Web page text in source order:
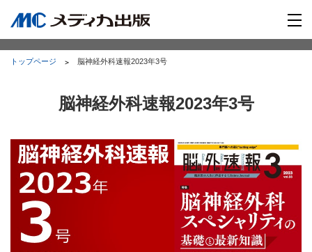
トップページ 脳神経外科速報2023年3号
脳神経外科速報2023年3号